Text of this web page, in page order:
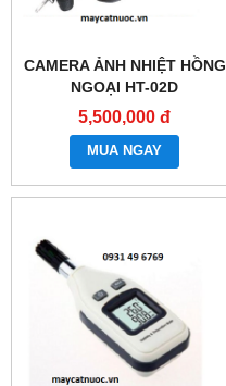
CAMERA ẢNH NHIỆT HỒNG
NGOẠI HT-02D
5,500,000 đ
MUA NGAY